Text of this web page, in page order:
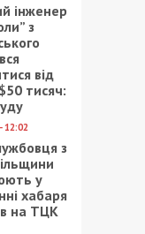
інженер
з
від
тисяч:
12:02
з
у
хабаря
на ТЦК